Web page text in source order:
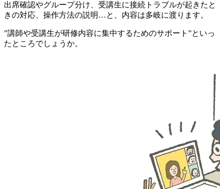
出席確認やグループ分け、受講生に接続トラブルが起きたと
きの対応、操作方法の説明…と、内容は多岐に渡ります。
”講師や受講生が研修内容に集中するためのサポート”といっ
たところでしょうか。